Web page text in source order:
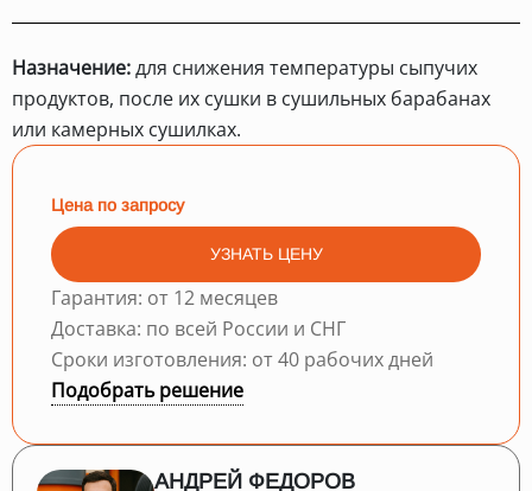
Назначение:для снижения температуры сыпучих
продуктов, после их сушки в сушильных барабанах
или камерных сушилках.
Цена по запросу
УЗНАТЬ ЦЕНУ
Гарантия: от 12 месяцев
Доставка: по всей России и СНГ
Сроки изготовления: от 40 рабочих дней
Подобрать решение
АНДРЕЙ ФЕДОРОВ